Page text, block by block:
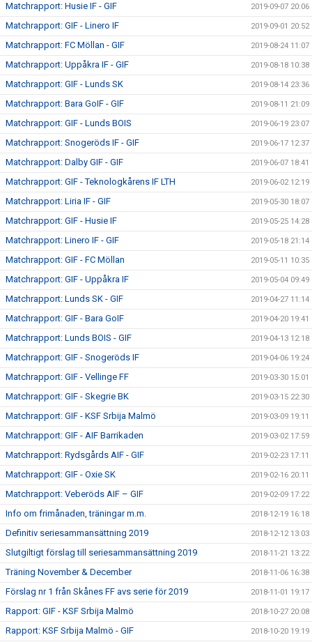
Matchrapport: Husie IF - GIF 2019-09-07 20:06
Matchrapport: GIF - Linero IF 2019-09-01 20:52
Matchrapport: FC Möllan - GIF 2019-08-24 11:07
Matchrapport: Uppåkra IF - GIF 2019-08-18 10:38
Matchrapport: GIF - Lunds SK 2019-08-14 23:36
Matchrapport: Bara GoIF - GIF 2019-08-11 21:09
Matchrapport: GIF - Lunds BOIS 2019-06-19 23:07
Matchrapport: Snogeröds IF - GIF 2019-06-17 12:37
Matchrapport: Dalby GIF - GIF 2019-06-07 18:41
Matchrapport: GIF - Teknologkårens IF LTH 2019-06-02 12:19
Matchrapport: Liria IF - GIF 2019-05-30 18:07
Matchrapport: GIF - Husie IF 2019-05-25 14:28
Matchrapport: Linero IF - GIF 2019-05-18 21:14
Matchrapport: GIF - FC Möllan 2019-05-11 10:35
Matchrapport: GIF - Uppåkra IF 2019-05-04 09:49
Matchrapport: Lunds SK - GIF 2019-04-27 11:14
Matchrapport: GIF - Bara GoIF 2019-04-20 19:41
Matchrapport: Lunds BOIS - GIF 2019-04-13 12:18
Matchrapport: GIF - Snogeröds IF 2019-04-06 19:24
Matchrapport: GIF - Vellinge FF 2019-03-30 15:01
Matchrapport: GIF - Skegrie BK 2019-03-15 22:30
Matchrapport: GIF - KSF Srbija Malmö 2019-03-09 19:11
Matchrapport: GIF - AIF Barrikaden 2019-03-02 17:59
Matchrapport: Rydsgårds AIF - GIF 2019-02-23 17:11
Matchrapport: GIF - Oxie SK 2019-02-16 20:11
Matchrapport: Veberöds AIF – GIF 2019-02-09 17:22
Info om frimånaden, träningar m.m. 2018-12-19 16:18
Definitiv seriesammansättning 2019 2018-12-12 13:03
Slutgiltigt förslag till seriesammansättning 2019 2018-11-21 13:22
Träning November & December 2018-11-06 16:38
Förslag nr 1 från Skånes FF avs serie för 2019 2018-11-01 19:17
Rapport: GIF - KSF Srbija Malmö 2018-10-27 20:08
Rapport: KSF Srbija Malmö - GIF 2018-10-20 19:19